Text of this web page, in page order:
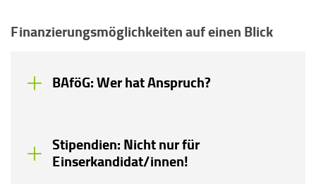
Finanzierungsmöglichkeiten auf einen Blick
BAföG: Wer hat Anspruch?
Stipendien: Nicht nur für
Einserkandidat/innen!